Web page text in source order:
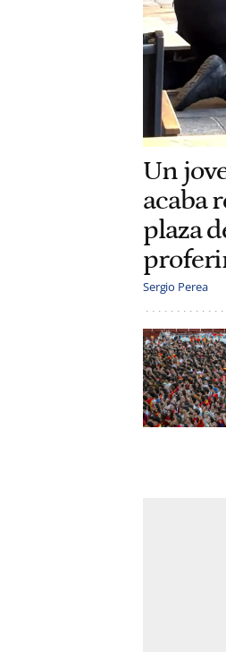
Un
acaba
plaza
Sergio Perea